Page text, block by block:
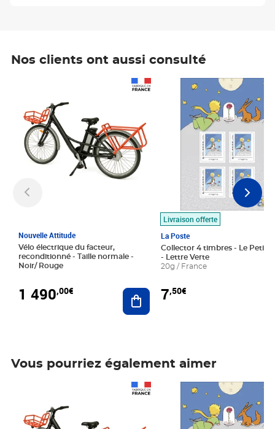
Nos clients ont aussi consulté
Nouvelle Attitude
Vélo électrique du facteur,
reconditionné - Taille normale -
Noir/ Rouge
1 490,00€ Ajouter au panier
Livraison offerte
La Poste
Collector 4 timbres - Le Petit
- Lettre Verte
20g / France
7,50€
Prix 7,50€
Vous pourriez également aimer
Prix 7,50€